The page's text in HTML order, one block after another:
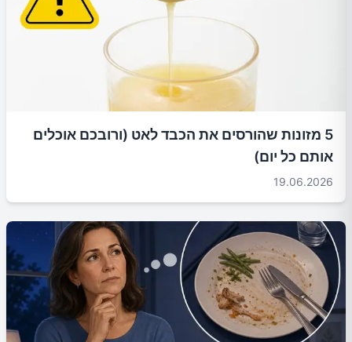
5 מזונות שהורסים את הכבד לאט (ורובכם אוכלים
אותם כל יום)
19.06.2026